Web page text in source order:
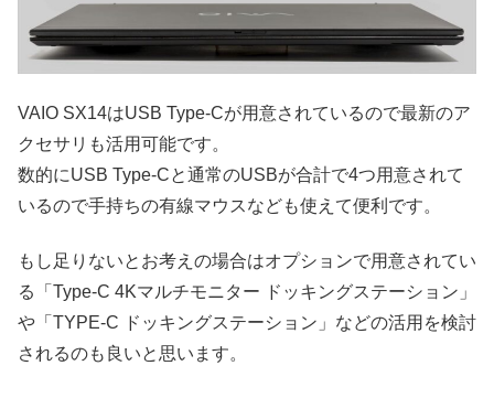
VAIO SX14はUSB Type-Cが用意されているので最新のア
クセサリも活用可能です。
数的にUSB Type-Cと通常のUSBが合計で4つ用意されて
いるので手持ちの有線マウスなども使えて便利です。
もし足りないとお考えの場合はオプションで用意されてい
る「Type-C 4Kマルチモニター ドッキングステーション」
や「TYPE-C ドッキングステーション」などの活用を検討
されるのも良いと思います。